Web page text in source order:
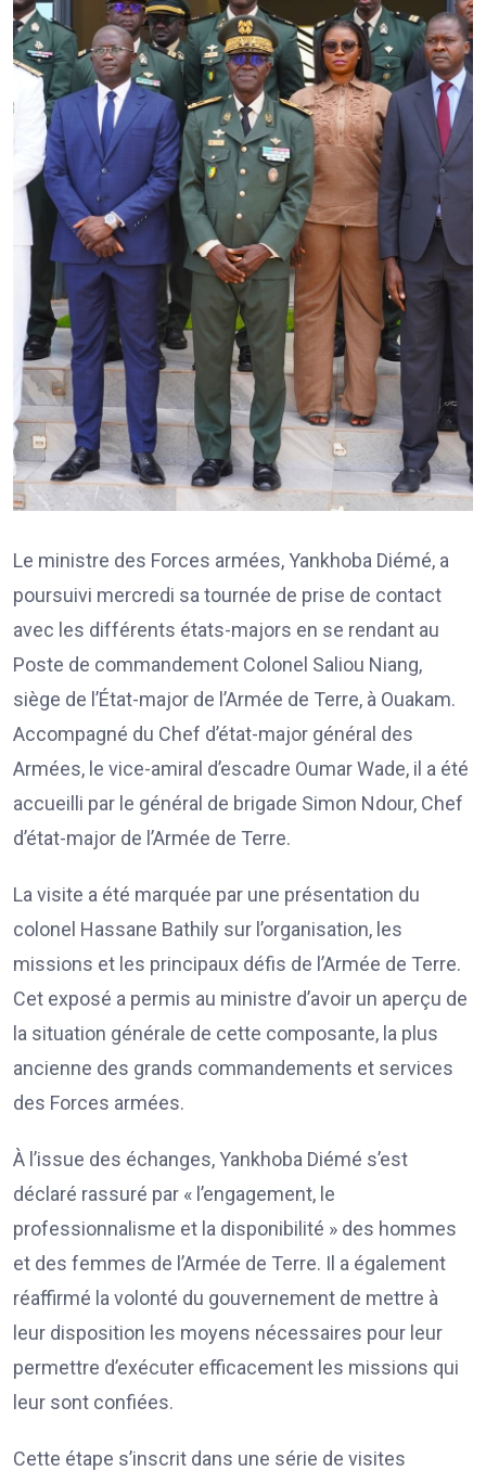
Le ministre des Forces armées, Yankhoba Diémé, a
poursuivi mercredi sa tournée de prise de contact
avec les différents états-majors en se rendant au
Poste de commandement Colonel Saliou Niang,
siège de l’État-major de l’Armée de Terre, à Ouakam.
Accompagné du Chef d’état-major général des
Armées, le vice-amiral d’escadre Oumar Wade, il a été
accueilli par le général de brigade Simon Ndour, Chef
d’état-major de l’Armée de Terre.
La visite a été marquée par une présentation du
colonel Hassane Bathily sur l’organisation, les
missions et les principaux défis de l’Armée de Terre.
Cet exposé a permis au ministre d’avoir un aperçu de
la situation générale de cette composante, la plus
ancienne des grands commandements et services
des Forces armées.
À l’issue des échanges, Yankhoba Diémé s’est
déclaré rassuré par « l’engagement, le
professionnalisme et la disponibilité » des hommes
et des femmes de l’Armée de Terre. Il a également
réaffirmé la volonté du gouvernement de mettre à
leur disposition les moyens nécessaires pour leur
permettre d’exécuter efficacement les missions qui
leur sont confiées.
Cette étape s’inscrit dans une série de visites